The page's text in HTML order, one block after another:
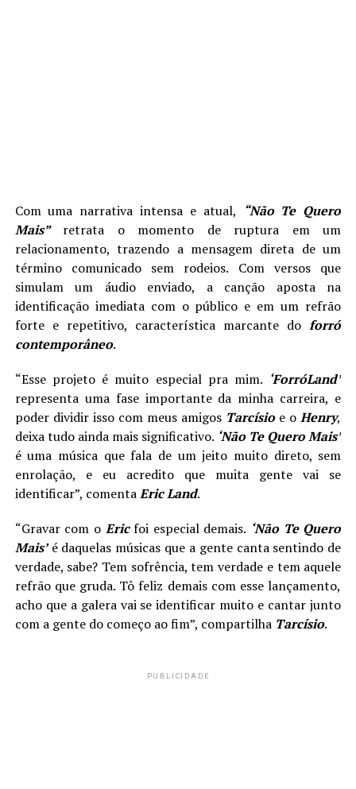
Com uma narrativa intensa e atual, “Não Te Quero
Mais”retrata o momento de ruptura em um
relacionamento, trazendo a mensagem direta de um
término comunicado sem rodeios. Com versos que
simulam um áudio enviado, a canção aposta na
identificação imediata com o público e em um refrão
forte e repetitivo, característica marcante doforró
contemporâneo.
“Esse projeto é muito especial pra mim. ‘ForróLand’
representa uma fase importante da minha carreira, e
poder dividir isso com meus amigos Tarcísioe oHenry,
deixa tudo ainda mais significativo. ‘Não Te Quero Mais’
é uma música que fala de um jeito muito direto, sem
enrolação, e eu acredito que muita gente vai se
identificar”, comentaEric Land.
“Gravar com o Ericfoi especial demais. ‘Não Te Quero
Mais’é daquelas músicas que a gente canta sentindo de
verdade, sabe? Tem sofrência, tem verdade e tem aquele
refrão que gruda. Tô feliz demais com esse lançamento,
acho que a galera vai se identificar muito e cantar junto
com a gente do começo ao fim”, compartilha Tarcísio.
PUBLICIDADE